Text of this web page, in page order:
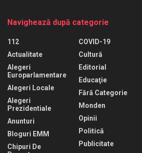
Navighează după categorie
112
Actualitate
Alegeri
Europarlamentare
Alegeri Locale
Alegeri
Prezidentiale
Anunturi
Bloguri EMM
Chipuri De
COVID-19
Cultură
Editorial
Educaţie
Fără Categorie
Monden
Opinii
Politică
Publicitate